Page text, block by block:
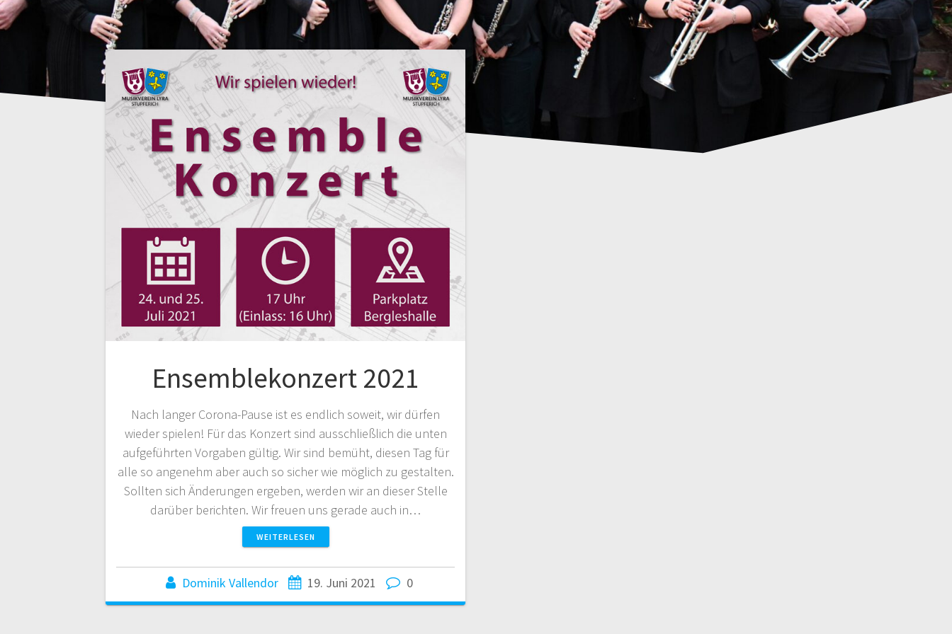
Ensemblekonzert 2021
Nach langer Corona-Pause ist es endlich soweit, wir dürfen
wieder spielen! Für das Konzert sind ausschließlich die unten
aufgeführten Vorgaben gültig. Wir sind bemüht, diesen Tag für
alle so angenehm aber auch so sicher wie möglich zu gestalten.
Sollten sich Änderungen ergeben, werden wir an dieser Stelle
darüber berichten. Wir freuen uns gerade auch in…
WEITERLESEN
Dominik Vallendor 19. Juni 2021 0